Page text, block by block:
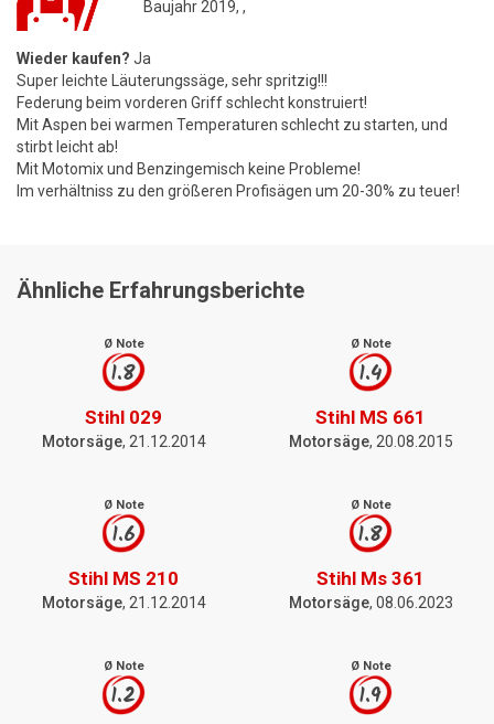
Baujahr 2019, ,
Wieder kaufen? Ja
Super leichte Läuterungssäge, sehr spritzig!!!
Federung beim vorderen Griff schlecht konstruiert!
Mit Aspen bei warmen Temperaturen schlecht zu starten, und
stirbt leicht ab!
Mit Motomix und Benzingemisch keine Probleme!
Im verhältniss zu den größeren Profisägen um 20-30% zu teuer!
Ähnliche Erfahrungsberichte
Ø Note
1.8
Stihl 029
Motorsäge, 21.12.2014
Ø Note
1.4
Stihl MS 661
Motorsäge, 20.08.2015
Ø Note
1.6
Stihl MS 210
Motorsäge, 21.12.2014
Ø Note
1.8
Stihl Ms 361
Motorsäge, 08.06.2023
Ø Note
1.2
Ø Note
1.9